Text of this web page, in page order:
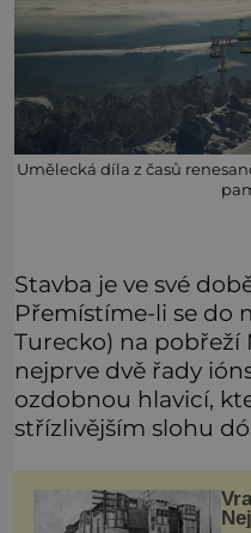
Umělecká díla z časů
Stavba je ve své
Přemístíme-li se do
Turecko) na pobřeží
nejprve dvě řady
ozdobnou hlavicí,
střízlivějším slohu